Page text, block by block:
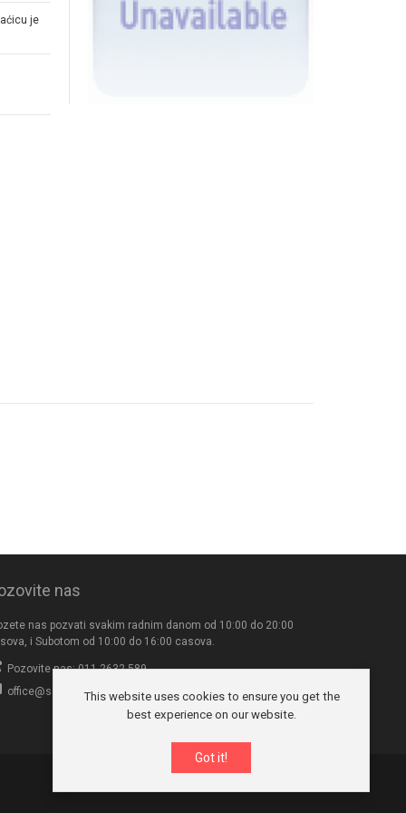
je
nas
nas pozvati svakim radnim danom od 10:00 do 20:00
i Subotom od 10:00 do 16:00 casova.
Pozovite nas: 011-2632-589
office@seksives.comThis website uses cookies to ensure you get the
best experience on our website.
Got it!